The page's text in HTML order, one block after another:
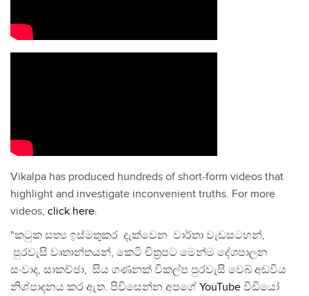
Vikalpa has produced hundreds of short-form videos that
highlight and investigate inconvenient truths. For more
videos, click here.
"කටුක සත්‍ය ඉස්මතුකර දැක්වෙන වාර්තා වැඩසටහන්,
පුරවැසි වෘතාන්තයන්, කෙටි චිත්‍රපට මෙන්ම දේශපාලන
සංවාද, සාකච්ඡා, සිය ගණනක් විකල්ප පුරවැසි වෙබ් අඩවිය
නිශ්පාදනය කර ඇත. පිවිසෙන්න අපගේ YouTube වීඩියෝ